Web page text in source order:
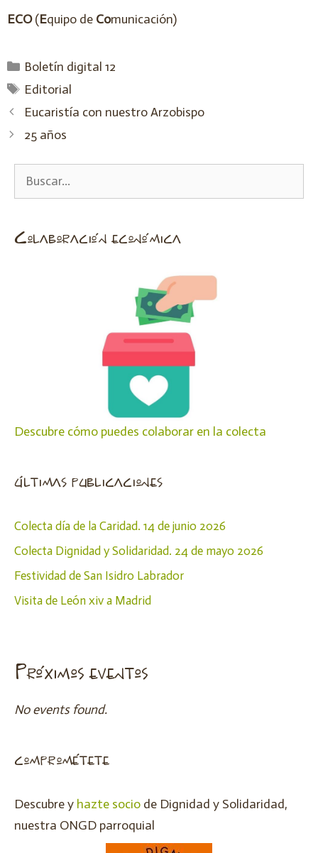
ECO(Equipo de Comunicación)
Boletín digital 12
Editorial
Eucaristía con nuestro Arzobispo
25 años
Colaboración económica
Descubre cómo puedes colaborar en la colecta
últimas publicaciones
Colecta día de la Caridad. 14 de junio 2026
Colecta Dignidad y Solidaridad. 24 de mayo 2026
Festividad de San Isidro Labrador
Visita de León xiv a Madrid
Próximos eventos
No events found.
comprométete
Descubre y hazte socio de Dignidad y Solidaridad,
nuestra ONGD parroquial